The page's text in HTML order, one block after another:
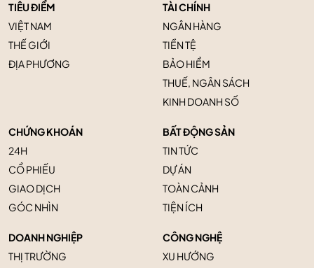
TIÊU ĐIỂM
VIỆT NAM
THẾ GIỚI
ĐỊA PHƯƠNG
TÀI CHÍNH
NGÂN HÀNG
TIỀN TỆ
BẢO HIỂM
THUẾ, NGÂN SÁCH
KINH DOANH SỐ
CHỨNG KHOÁN
24H
CỔ PHIẾU
GIAO DỊCH
GÓC NHÌN
BẤT ĐỘNG SẢN
TIN TỨC
DỰ ÁN
TOÀN CẢNH
TIỆN ÍCH
DOANH NGHIỆP
THỊ TRƯỜNG
CÔNG NGHỆ
XU HƯỚNG